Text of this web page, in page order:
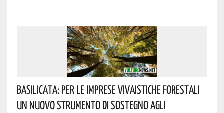
Basilicata: Per Le Imprese Vivaistiche Forestali
Un Nuovo Strumento Di Sostegno Agli